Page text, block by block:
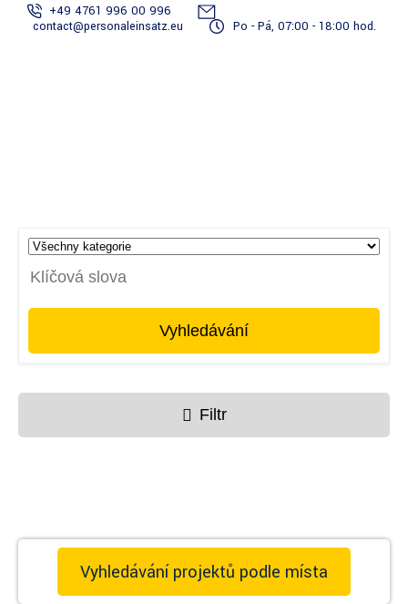
+49 4761 996 00 996
contact@personaleinsatz.eu
Po - Pá, 07:00 - 18:00 hod.
Vyhledávání
Filtr
Vyhledávání projektů podle místa